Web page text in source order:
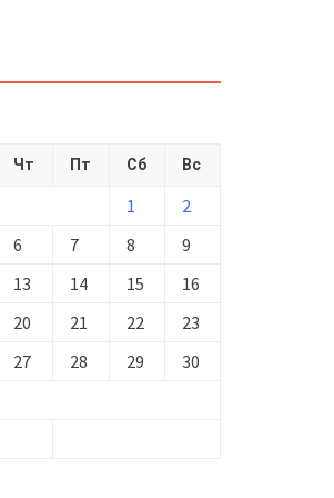
Чт Пт Сб Вс
1
2
6 7 8
9
13 14 15
16
20 21 22
23
27 28 29
30